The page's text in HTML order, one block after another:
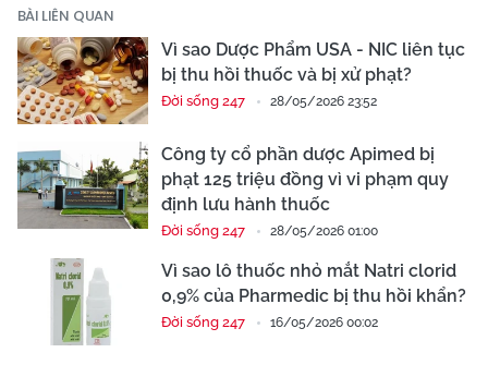
BÀI LIÊN QUAN
Vì sao Dược Phẩm USA - NIC liên tục
bị thu hồi thuốc và bị xử phạt?
Đời sống 247 28/05/2026 23:52
Công ty cổ phần dược Apimed bị
phạt 125 triệu đồng vì vi phạm quy
định lưu hành thuốc
Đời sống 247 28/05/2026 01:00
Vì sao lô thuốc nhỏ mắt Natri clorid
0,9% của Pharmedic bị thu hồi khẩn?
Đời sống 247 16/05/2026 00:02